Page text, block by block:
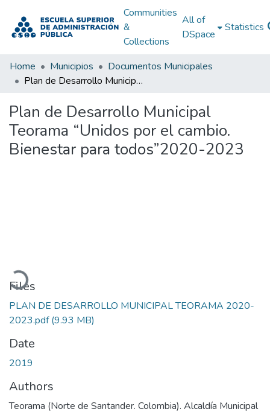
Communities
&
Collections
All of
DSpace
Statistics
Home Municipios
Documentos Municipales
Plan de Desarrollo Municipal Teorama “Unidos por el cambio. Bienestar para todos”2020-2023
Plan de Desarrollo Municipal
Teorama “Unidos por el cambio.
Bienestar para todos”2020-2023
Loading...
Files
PLAN DE DESARROLLO MUNICIPAL TEORAMA 2020-
2023.pdf(9.93 MB)
Date
2019
Authors
Teorama (Norte de Santander. Colombia). Alcaldía Municipal